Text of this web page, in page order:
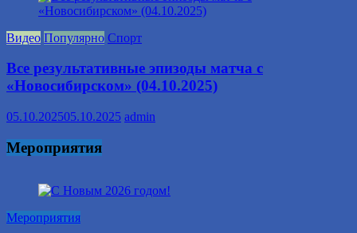
Видео Популярно Спорт
Все результативные эпизоды матча с
«Новосибирском» (04.10.2025)
05.10.202505.10.2025 admin
Мероприятия
Мероприятия